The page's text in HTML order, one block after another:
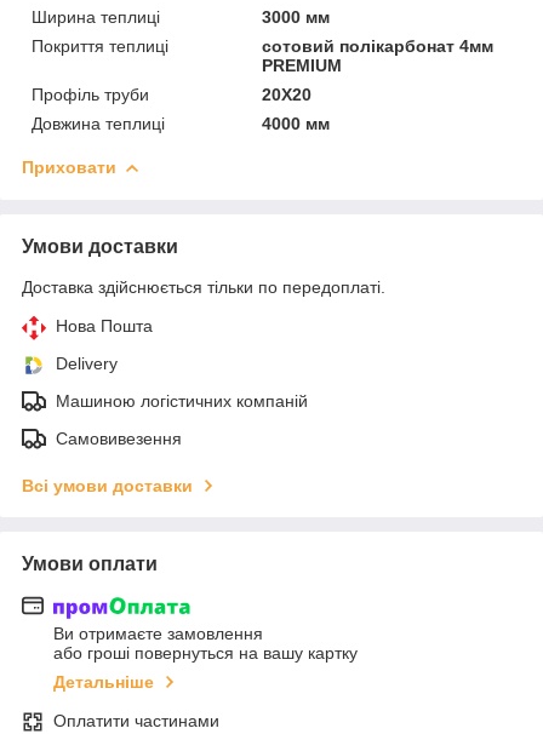
Ширина теплиці
3000 мм
Покриття теплиці
сотовий полікарбонат 4мм
PREMIUM
Профіль труби
20Х20
Довжина теплиці
4000 мм
Приховати
Умови доставки
Доставка здійснюється тільки по передоплаті.
Нова Пошта
Delivery
Машиною логістичних компаній
Самовивезення
Всі умови доставки
Умови оплати
Ви отримаєте замовлення
або гроші повернуться на вашу картку
Детальніше
Оплатити частинами